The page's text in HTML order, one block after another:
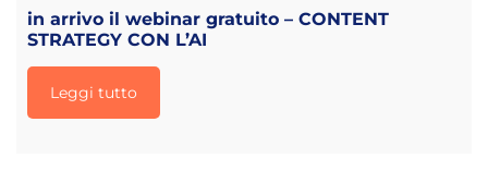
in arrivo il webinar gratuito – CONTENT
STRATEGY CON L’AI
Leggi tutto